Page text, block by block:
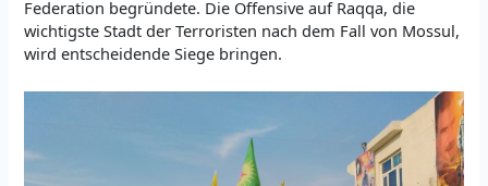
Federation begründete. Die Offensive auf Raqqa, die
wichtigste Stadt der Terroristen nach dem Fall von Mossul,
wird entscheidende Siege bringen.